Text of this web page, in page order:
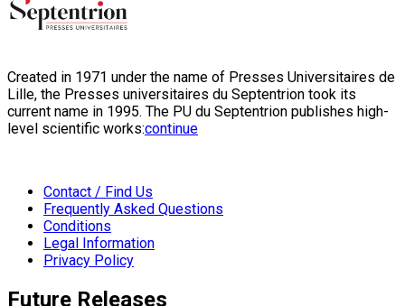
Created in 1971 under the name of Presses Universitaires de
Lille, the Presses universitaires du Septentrion took its
current name in 1995. The PU du Septentrion publishes high-
level scientific works:continue
Contact / Find Us
Frequently Asked Questions
Conditions
Legal Information
Privacy Policy
Future Releases